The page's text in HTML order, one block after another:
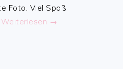
Foto. Viel Spaß
Weiterlesen →